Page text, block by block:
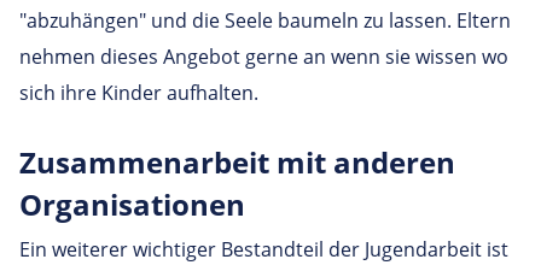
"abzuhängen" und die Seele baumeln zu lassen. Eltern
nehmen dieses Angebot gerne an wenn sie wissen wo
sich ihre Kinder aufhalten.
Zusam­men­ar­beit mit anderen
Organisationen
Ein weiterer wichtiger Bestandteil der Jugendarbeit ist